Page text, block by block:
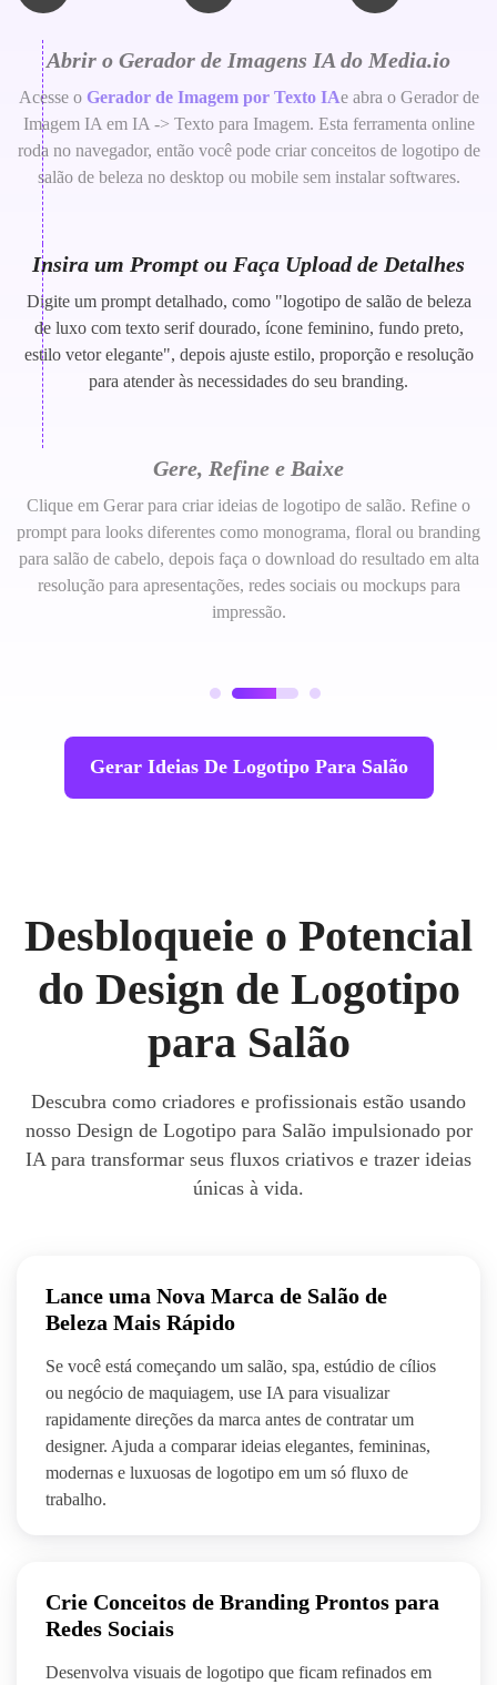
Abrir o Gerador de Imagens IA do Media.io
Acesse o Gerador de Imagem por Texto IAe abra o Gerador de
Imagem IA em IA -> Texto para Imagem. Esta ferramenta online
roda no navegador, então você pode criar conceitos de logotipo de
salão de beleza no desktop ou mobile sem instalar softwares.
Insira um Prompt ou Faça Upload de Detalhes
Digite um prompt detalhado, como "logotipo de salão de beleza
de luxo com texto serif dourado, ícone feminino, fundo preto,
estilo vetor elegante", depois ajuste estilo, proporção e resolução
para atender às necessidades do seu branding.
Gere, Refine e Baixe
Clique em Gerar para criar ideias de logotipo de salão. Refine o
prompt para looks diferentes como monograma, floral ou branding
para salão de cabelo, depois faça o download do resultado em alta
resolução para apresentações, redes sociais ou mockups para
impressão.
Gerar Ideias De Logotipo Para Salão
Desbloqueie o Potencial
do Design de Logotipo
para Salão
Descubra como criadores e profissionais estão usando
nosso Design de Logotipo para Salão impulsionado por
IA para transformar seus fluxos criativos e trazer ideias
únicas à vida.
Lance uma Nova Marca de Salão de
Beleza Mais Rápido
Se você está começando um salão, spa, estúdio de cílios
ou negócio de maquiagem, use IA para visualizar
rapidamente direções da marca antes de contratar um
designer. Ajuda a comparar ideias elegantes, femininas,
modernas e luxuosas de logotipo em um só fluxo de
trabalho.
Crie Conceitos de Branding Prontos para
Redes Sociais
Desenvolva visuais de logotipo que ficam refinados em